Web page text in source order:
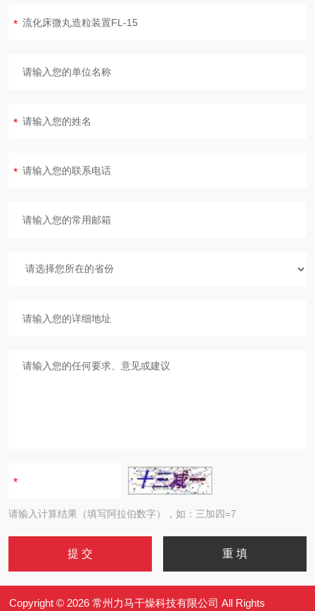
请输入计算结果（填写阿拉伯数字），如：三加四=7
Copyright © 2026 常州力马干燥科技有限公司 All Rights